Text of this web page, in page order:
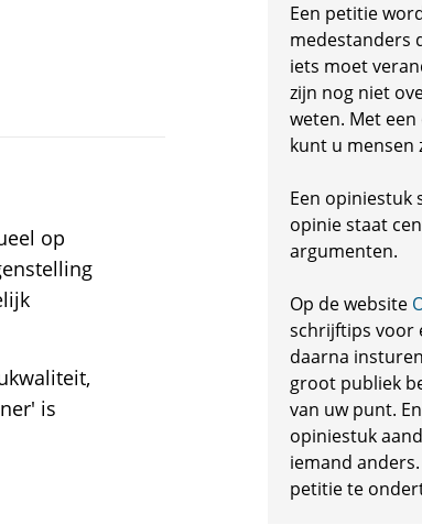
op
is
Een petitie
medestanders
iets moet
zijn nog niet
weten. Met
kunt u mensen
Een opiniestuk
opinie staat
argumenten.
Op de website
schrijftips voor
daarna
groot publiek
van uw punt.
opiniestuk
iemand
petitie te